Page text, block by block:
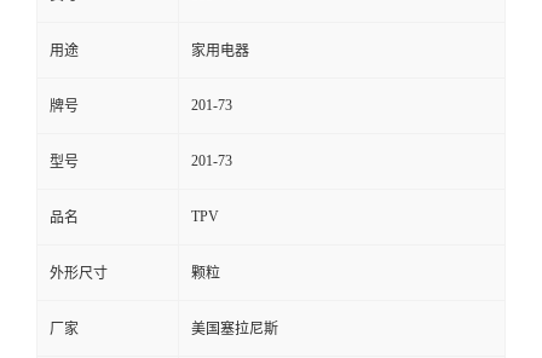
言
用途 家用电器
牌号 201-73
型号 201-73
品名 TPV
外形尺寸 颗粒
厂家 美国塞拉尼斯